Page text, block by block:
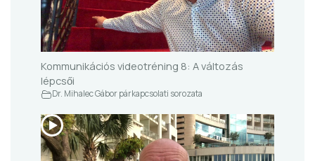
Kommunikációs videotréning 8: A változás
lépcsői
Dr. Mihalec Gábor párkapcsolati sorozata